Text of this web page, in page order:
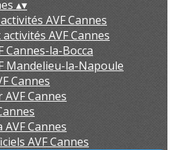
▴▾
AVF Cannes
AVF Cannes
Cannes-la-Bocca
Mandelieu-la-Napoule
Cannes
Cannes
Cannes
AVF Cannes